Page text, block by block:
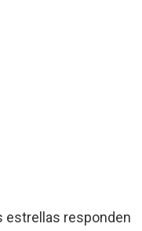
estrellas responden